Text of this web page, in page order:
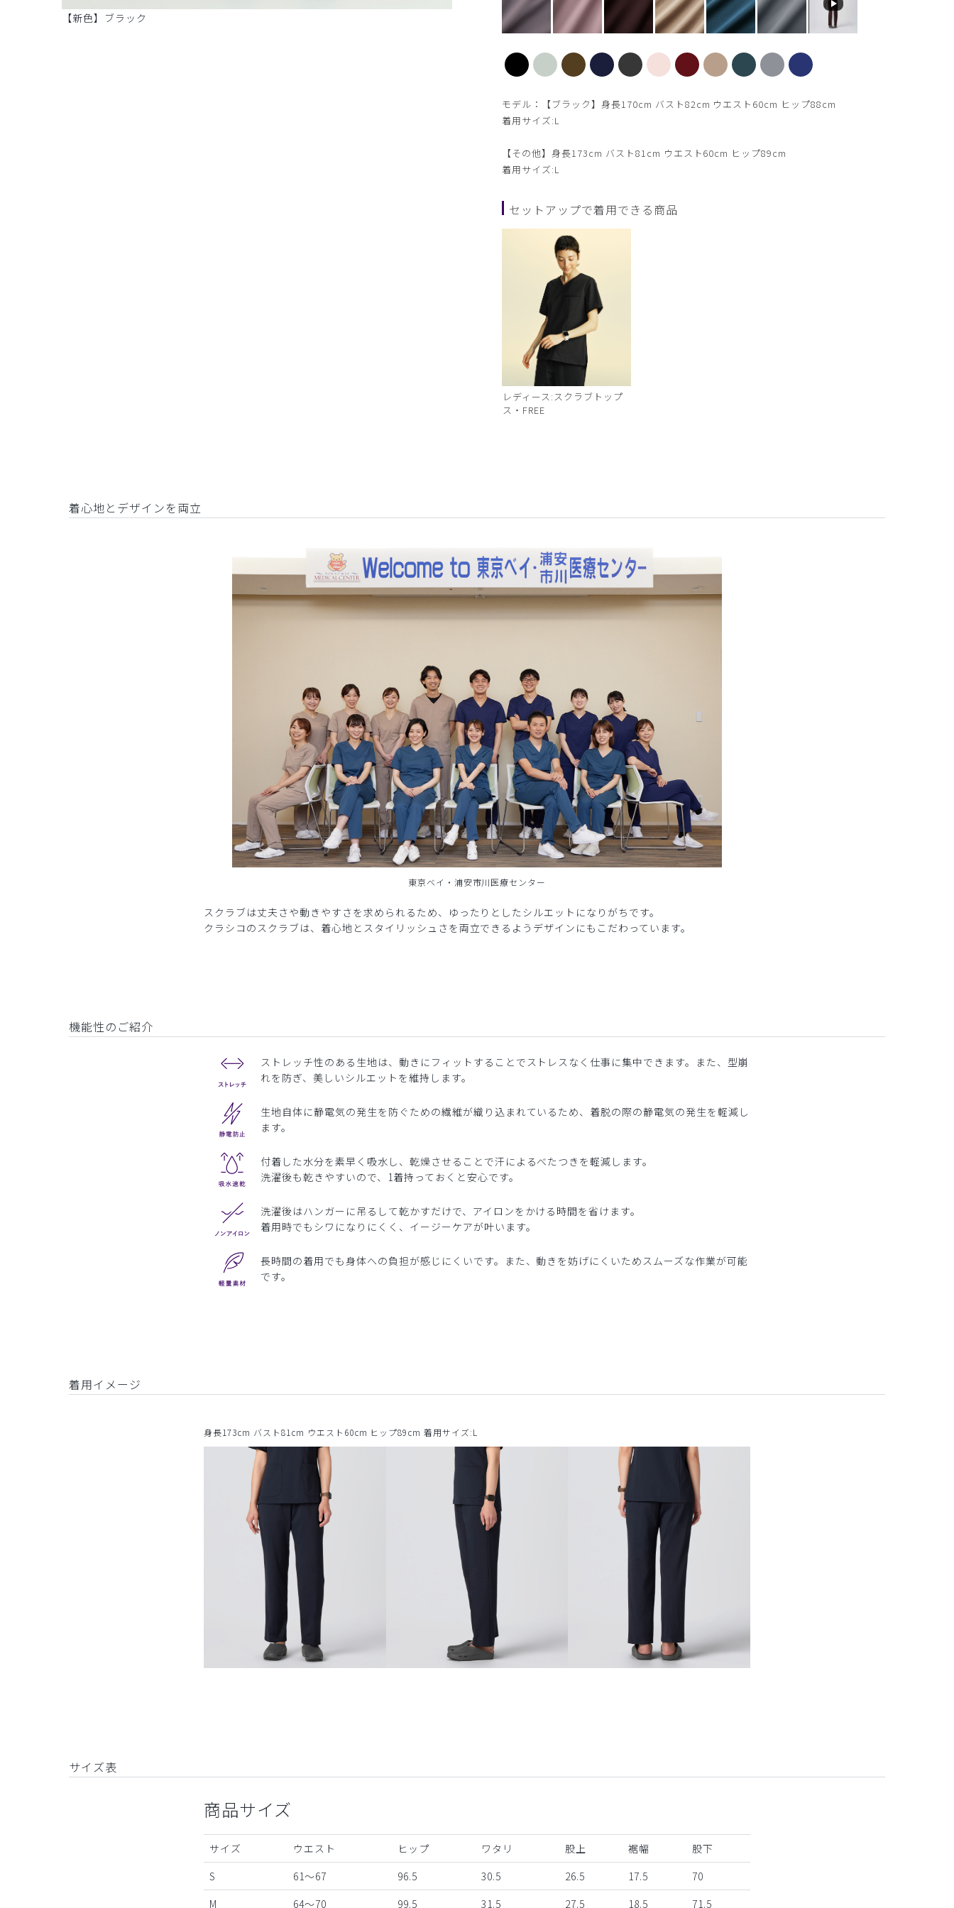
【新色】ブラック 【新色】セージグリーン
モデル：【ブラック】身長170cm バスト82cm ウエスト60cm ヒップ88cm
着用サイズ:L
【その他】身長173cm バスト81cm ウエスト60cm ヒップ89cm
着用サイズ:L
セットアップで着用できる商品
レディース:スクラブトップ
ス・FREE
着心地とデザインを両立
東京ベイ・浦安市川医療センター
スクラブは丈夫さや動きやすさを求められるため、ゆったりとしたシルエットになりがちです。
クラシコのスクラブは、着心地とスタイリッシュさを両立できるようデザインにもこだわっています。
機能性のご紹介
ストレッチ性のある生地は、動きにフィットすることでストレスなく仕事に集中できます。また、型崩
れを防ぎ、美しいシルエットを維持します。
生地自体に静電気の発生を防ぐための繊維が織り込まれているため、着脱の際の静電気の発生を軽減し
ます。
付着した水分を素早く吸水し、乾燥させることで汗によるべたつきを軽減します。
洗濯後も乾きやすいので、1着持っておくと安心です。
洗濯後はハンガーに吊るして乾かすだけで、アイロンをかける時間を省けます。
着用時でもシワになりにくく、イージーケアが叶います。
長時間の着用でも身体への負担が感じにくいです。また、動きを妨げにくいためスムーズな作業が可能
です。
着用イメージ
身長173cm バスト81cm ウエスト60cm ヒップ89cm 着用サイズ:L
サイズ表
商品サイズ
サイズ ウエスト ヒップ ワタリ 股上 裾幅
股下
S
61～67 96.5 30.5 26.5 17.5
70
M
64～70 99.5 31.5 27.5 18.5 71.5